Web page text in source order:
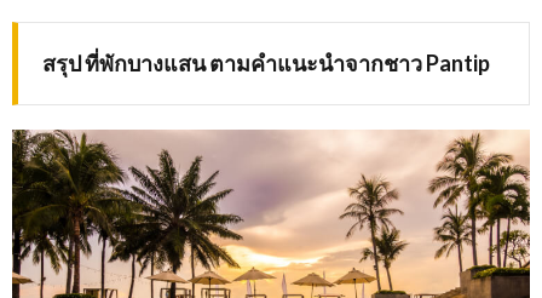
สรุป ที่พักบางแสน ตามคำแนะนำจากชาว Pantip